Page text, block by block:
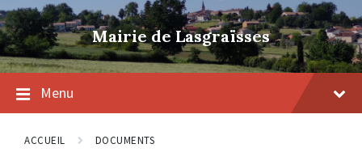
Skip
to
content
Skip
to
main
navigation
Skip
to
footer
Mairie de Lasgraïsses
Menu
ACCUEIL DOCUMENTS